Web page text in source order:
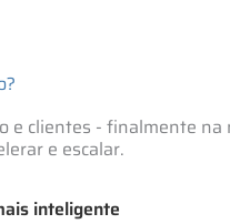
e clientes - finalmente na
e escalar.
inteligente